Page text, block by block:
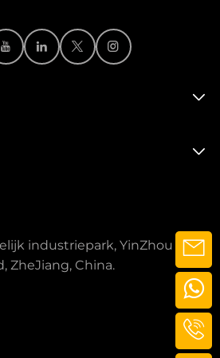
industriepark, YinZhou
ZheJiang, China.